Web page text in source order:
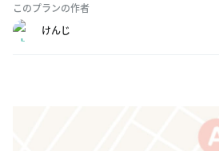
このプランの作者
けんじ